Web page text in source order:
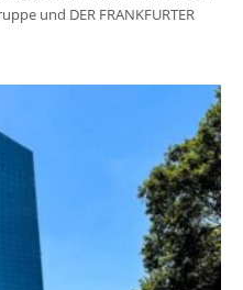
und DER FRANKFURTER